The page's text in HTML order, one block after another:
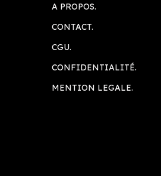
A PROPOS.
CONTACT.
CGU.
CONFIDENTIALITÉ.
MENTION LEGALE.